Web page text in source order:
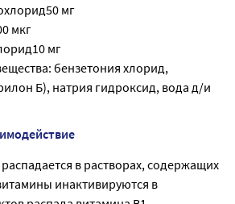
мг
мкг
мг
бензетония хлорид,
Б), натрия гидроксид, вода д/и
в растворах, содержащих
инактивируются в